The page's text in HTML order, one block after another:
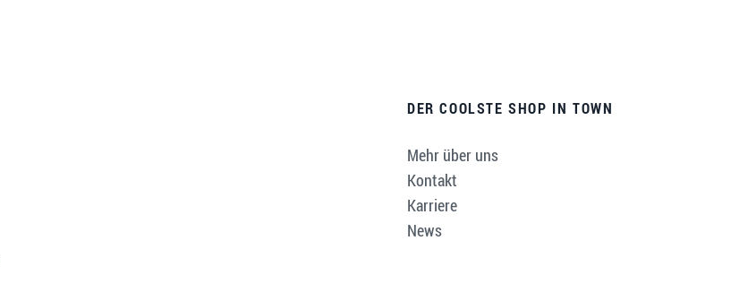
DER COOLSTE SHOP IN TOWN
Mehr über uns
Kontakt
Karriere
News